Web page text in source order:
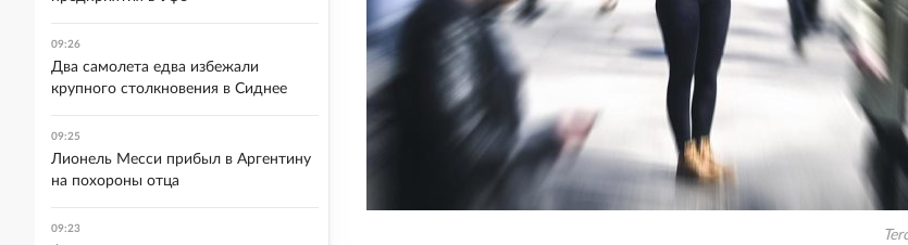
09:26
Два самолета едва избежали
крупного столкновения в Сиднее
09:25
Лионель Месси прибыл в Аргентину
на похороны отца
09:23